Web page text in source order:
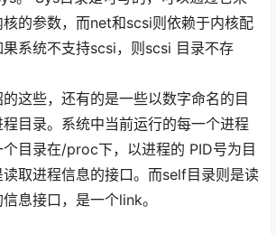
的参数，而net和scsi则依赖于内核配
果系统不支持scsi，则scsi 目录不存
这些，还有的是一些以数字命名的目
目录。系统中当前运行的每一个进程
目录在/proc下，以进程的 PID号为目
取进程信息的接口。而self目录则是读
息接口，是一个link。